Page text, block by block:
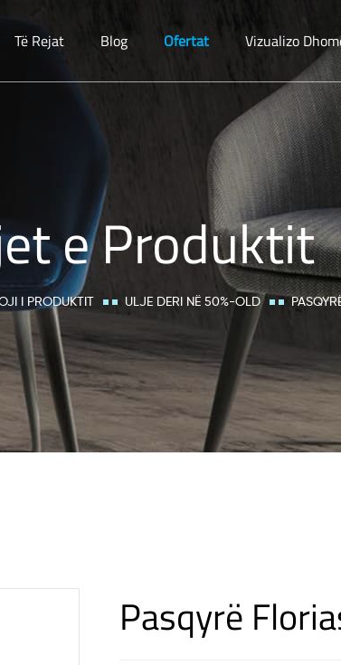
Të Rejat Blog Ofertat Vizualizo
e Produktit
I PRODUKTIT ULJE DERI NË 50%-OLD
Pasqyrë